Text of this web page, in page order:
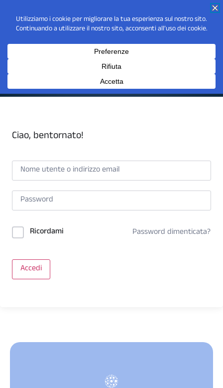
Ciao, bentornato!
Ricordami Password dimenticata?
Accedi